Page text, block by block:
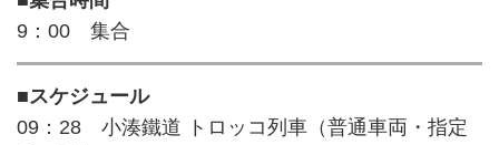
9：00 集合
■スケジュール
09：28 小湊鐵道 トロッコ列車（普通車両・指定